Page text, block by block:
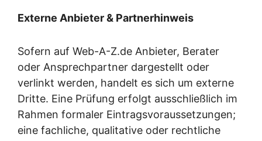
Externe Anbieter & Partnerhinweis
Sofern auf Web-A-Z.de Anbieter, Berater
oder Ansprechpartner dargestellt oder
verlinkt werden, handelt es sich um externe
Dritte. Eine Prüfung erfolgt ausschließlich im
Rahmen formaler Eintragsvoraussetzungen;
eine fachliche, qualitative oder rechtliche